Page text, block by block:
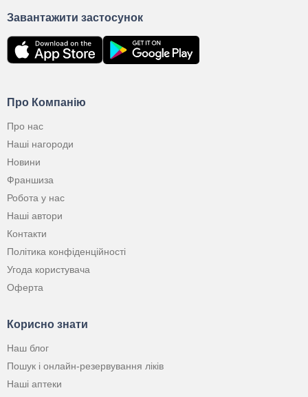
Про Компанію
Про нас
Наші нагороди
Новини
Франшиза
Робота у нас
Наші автори
Контакти
Політика конфіденційності
Угода користувача
Оферта
Корисно знати
Наш блог
Пошук і онлайн-резервування ліків
Наші аптеки
Завантажити застосунок